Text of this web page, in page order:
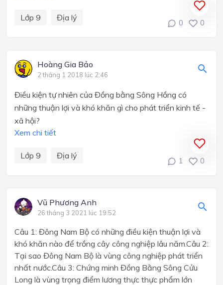
Lớp 9 Địa lý
0 0
Hoàng Gia Bảo
2 tháng 1 2018 lúc 2:46
Điều kiện tự nhiên của Đồng bằng Sông Hồng có
những thuận lợi và khó khăn gì cho phát triển kinh tế -
xã hội?
Xem chi tiết
Lớp 9 Địa lý
1 0
Vũ Phương Anh
26 tháng 3 2021 lúc 19:52
Câu 1: Đông Nam Bộ có những điều kiện thuận lợi và
khó khăn nào để trồng cây công nghiệp lâu năm.Câu 2:
Tại sao Đông Nam Bộ là vùng công nghiệp phát triển
nhất nước.Câu 3: Chứng minh Đồng Bằng Sông Cửu
Long là vùng trọng điểm lương thực thực phẩm lớn